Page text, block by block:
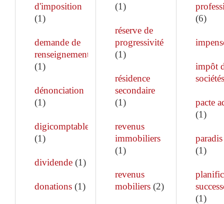
d'imposition
(1)
demande de
renseignements
(1)
dénonciation
(1)
digicomptable
(1)
dividende (1)
donations (1)
(1)
réserve de
progressivité
(1)
résidence
secondaire
(1)
revenus
immobiliers
(1)
revenus
mobiliers(2)
(6)
impôt
sociétés
pacte
(1)
(1)
(1)